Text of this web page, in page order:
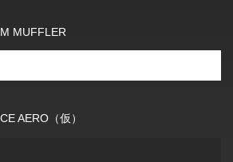
MUFFLER
AERO（仮）